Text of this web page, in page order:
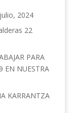
2024
22
PARA
EN NUESTRA
KARRANTZA